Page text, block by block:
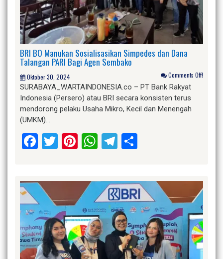
BRI BO Manukan Sosialisasikan Simpedes dan Dana
Talangan PARI Bagi Agen Sembako
Oktober 30, 2024 Comments Off!
SURABAYA_WARTAINDONESIA.co – PT Bank Rakyat
Indonesia (Persero) atau BRI secara konsisten terus
mendorong pelaku Usaha Mikro, Kecil dan Menengah
(UMKM)…
Facebook
Twitter
Pinterest
WhatsApp
Telegram